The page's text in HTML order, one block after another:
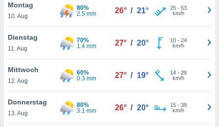
Profil zu
Ihnen
finden
. Sie
jederzeit
Montag
10. Aug
80%
2.5 mm
26° / 21° 25- 53
km/h
Dienstag
11. Aug
70%
1.4 mm
27° / 20° 10- 24
km/h
Mittwoch
12. Aug
60%
0.3 mm
27° / 19° 14- 29
km/h
Donnerstag
13. Aug
80%
3.1 mm
26° / 20° 15- 39
km/h